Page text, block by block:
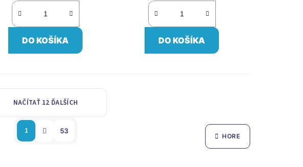
DO KOŠÍKA DO KOŠÍKA
v
NAČÍTAŤ 12 ĎALŠÍCH
t
1 53
HORE